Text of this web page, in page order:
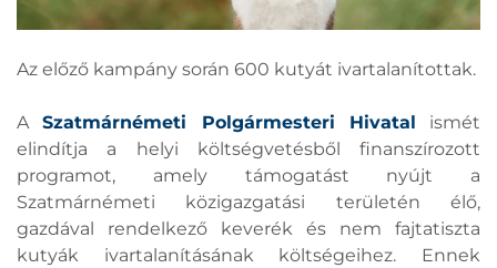
Az előző kampány során 600 kutyát ivartalanítottak.
ASzatmárnémeti Polgármesteri Hivatal ismét
elindítja a helyi költségvetésből finanszírozott
programot, amely támogatást nyújt a
Szatmárnémeti közigazgatási területén élő,
gazdával rendelkező keverék és nem fajtatiszta
kutyák ivartalanításának költségeihez. Ennek